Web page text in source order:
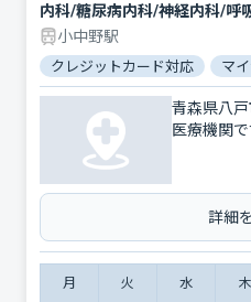
小中野駅
クレジットカード対応 マ
青森県八
医療機関で
詳細
月 火 水 木